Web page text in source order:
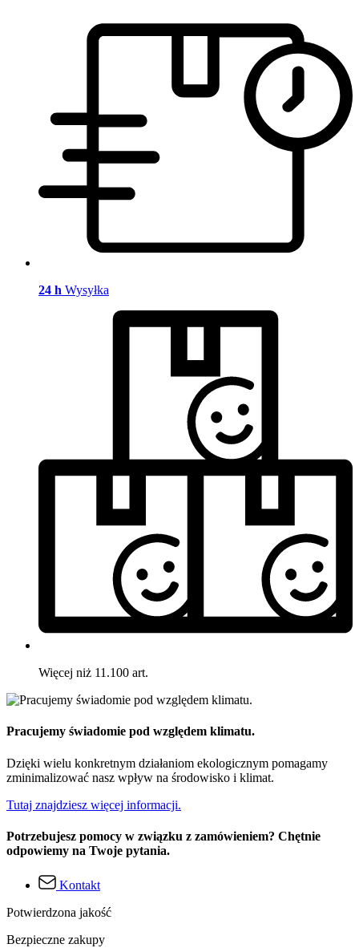
24 h Wysyłka
Więcej niż 11.100 art.
Pracujemy świadomie pod względem klimatu.
Dzięki wielu konkretnym działaniom ekologicznym pomagamy
zminimalizować nasz wpływ na środowisko i klimat.
Tutaj znajdziesz więcej informacji.
Potrzebujesz pomocy w związku z zamówieniem? Chętnie
odpowiemy na Twoje pytania.
Kontakt
Potwierdzona jakość
Bezpieczne zakupy